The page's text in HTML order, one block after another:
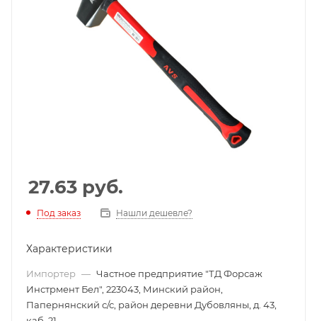
27.63 руб.
Под заказ Нашли дешевле?
Характеристики
Импортер — Частное предприятие "ТД Форсаж
Инстрмент Бел", 223043, Минский район,
Папернянский с/с, район деревни Дубовляны, д. 43,